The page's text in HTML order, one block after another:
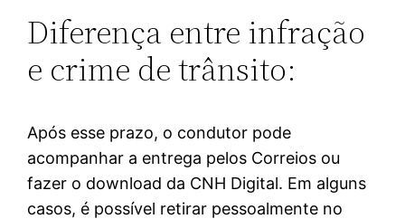
Diferença entre infração
e crime de trânsito:
Após esse prazo, o condutor pode
acompanhar a entrega pelos Correios ou
fazer o download da CNH Digital. Em alguns
casos, é possível retirar pessoalmente no